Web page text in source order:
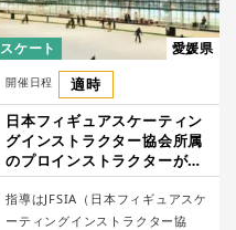
スケート 愛媛県
開催日程
適時
日本フィギュアスケーティン
グインストラクター協会所属
のプロインストラクターが指
導!スケート教室/イヨテツス
ポーツセンター
指導はJFSIA（日本フィギュアスケ
ーティングインストラクター協